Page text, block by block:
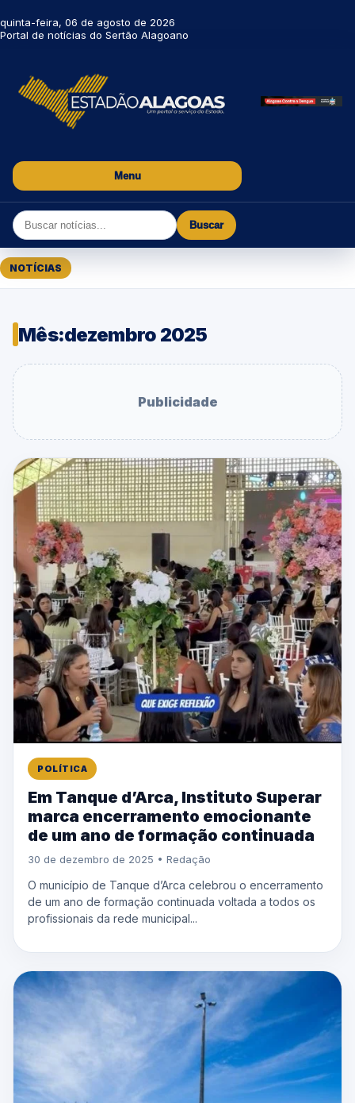
quinta-feira, 06 de agosto de 2026
Portal de notícias do Sertão Alagoano
Menu
Buscar
NOTÍCIAS
Mês:dezembro 2025
Publicidade
POLÍTICA
Em Tanque d’Arca, Instituto Superar
marca encerramento emocionante
de um ano de formação continuada
30 de dezembro de 2025 • Redação
O município de Tanque d’Arca celebrou o encerramento
de um ano de formação continuada voltada a todos os
profissionais da rede municipal...